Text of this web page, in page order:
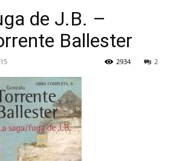
de J.B. –
Ballester
2
2934